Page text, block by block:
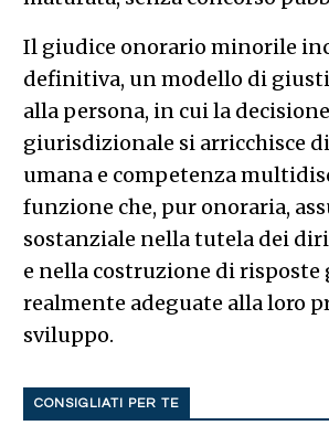
Il giudice onorario minorile
definitiva, un modello di
alla persona, in cui la decisione
giurisdizionale si arricchisce
umana e competenza
funzione che, pur onoraria,
sostanziale nella tutela dei
e nella costruzione di
realmente adeguate alla loro
sviluppo.
CONSIGLIATI PER TE